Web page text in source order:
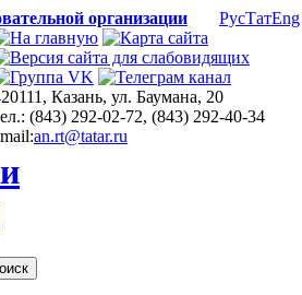
организации РусТатEng
Казань, ул. Баумана, 20
(843) 292-02-72, (843) 292-40-34
an.rt@tatar.ru